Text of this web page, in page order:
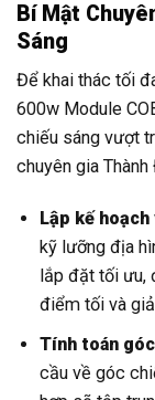
Bí Mật
Sáng
Để khai thác tối
600w Module
chiếu sáng vượt
chuyên gia Thành
Lập kế
kỹ lưỡng địa
lắp đặt tối ưu,
điểm tối và
Tính toán
cầu về góc